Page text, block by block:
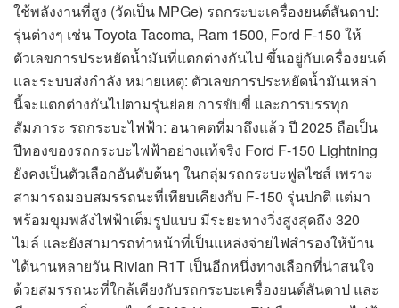
ใช้พลังงานที่สูง (วัดเป็น MPGe) รถกระบะเครื่องยนต์สันดาป:
รุ่นต่างๆ เช่น Toyota Tacoma, Ram 1500, Ford F-150 ให้
ตัวเลขการประหยัดน้ำมันที่แตกต่างกันไป ขึ้นอยู่กับเครื่องยนต์
และระบบส่งกำลัง หมายเหตุ: ตัวเลขการประหยัดน้ำมันเหล่า
นี้จะแตกต่างกันไปตามรุ่นย่อย การขับขี่ และการบรรทุก
สัมภาระ รถกระบะไฟฟ้า: อนาคตที่มาถึงแล้ว ปี 2025 ถือเป็น
ปีทองของรถกระบะไฟฟ้าอย่างแท้จริง Ford F-150 Lightning
ยังคงเป็นตัวเลือกอันดับต้นๆ ในกลุ่มรถกระบะฟูลไซส์ เพราะ
สามารถมอบสมรรถนะที่เทียบเคียงกับ F-150 รุ่นปกติ แต่มา
พร้อมขุมพลังไฟฟ้าเต็มรูปแบบ มีระยะทางวิ่งสูงสุดถึง 320
ไมล์ และยังสามารถทำหน้าที่เป็นแหล่งจ่ายไฟสำรองให้บ้าน
ได้นานหลายวัน Rivian R1T เป็นอีกหนึ่งทางเลือกที่น่าสนใจ
ด้วยสมรรถนะที่ใกล้เคียงกับรถกระบะเครื่องยนต์สันดาป และ